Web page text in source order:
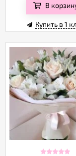
В
Купить в 1